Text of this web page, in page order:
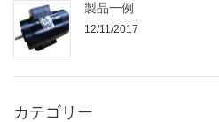
製品一例
12/11/2017
カテゴリー